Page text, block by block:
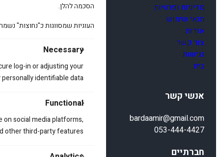
הסכמה להלן.
העוגיות שמסווגות כ"נחוצות"
Necessary
log-in or adjusting your
identifiable data.
Functional
social media platforms,
other third-party features.
מדיניות ופרטיות
תנאי שימוש
אודות
צור קשר
נגישות
בית
אנשי קשר
bardaamir@gmail.com
053-444-4427
חברתיים